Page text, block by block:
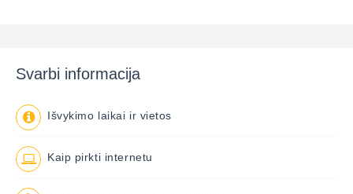
Svarbi informacija
Išvykimo laikai ir vietos
Kaip pirkti internetu